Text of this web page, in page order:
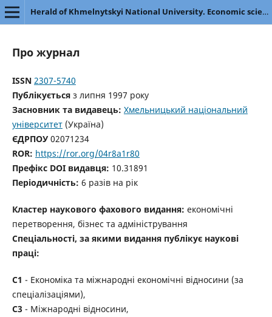
Herald of Khmelnytskyi National University. Economic sciences
Про журнал
ISSN 2307-5740
Публікується з липня 1997 року
Засновник та видавець: Хмельницький національний
університет(Україна)
ЄДРПОУ 02071234
ROR: https://ror.org/04r8a1r80
Префікс DOI видавця: 10.31891
Періодичність: 6 разів на рік
Кластер наукового фахового видання: економічні
перетворення, бізнес та адміністрування
Спеціальності, за якими видання публікує наукові
праці:
С1 - Економіка та міжнародні економічні відносини (за
спеціалізаціями),
С3 - Міжнародні відносини,